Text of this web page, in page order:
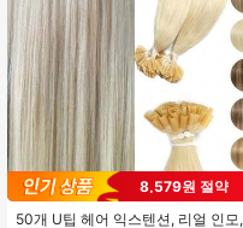
8,579원 절약
50개 U팁 헤어 익스텐션, 리얼 인모,